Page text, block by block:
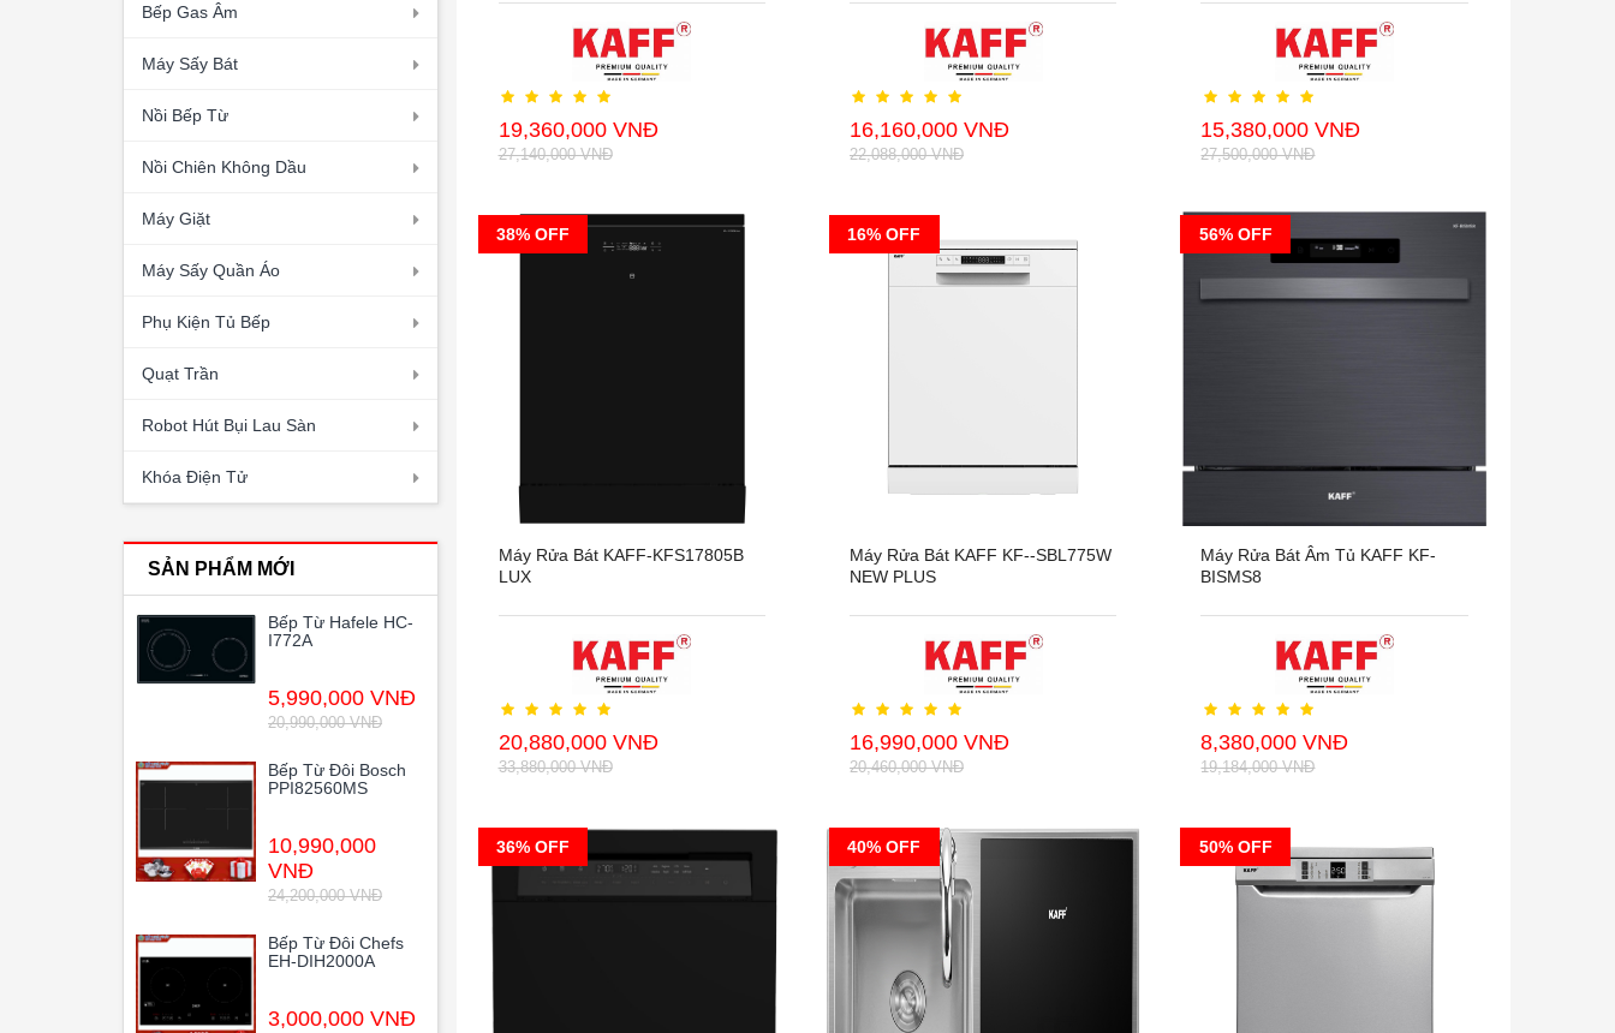
Bếp Gas Âm
Máy Sấy Bát
Nồi Bếp Từ
Nồi Chiên Không Dầu
Máy Giặt
Máy Sấy Quần Áo
Phụ Kiện Tủ Bếp
Quạt Trần
Robot Hút Bụi Lau Sàn
Khóa Điện Tử
SẢN PHẨM MỚI
Bếp Từ Hafele HC-
I772A
5,990,000 VNĐ
20,990,000 VNĐ
Bếp Từ Đôi Bosch
PPI82560MS
10,990,000
VNĐ
24,200,000 VNĐ
Bếp Từ Đôi Chefs
EH-DIH2000A
3,000,000 VNĐ
19,360,000 VNĐ
27,140,000 VNĐ
16,160,000 VNĐ
22,088,000 VNĐ
15,380,000 VNĐ
27,500,000 VNĐ
38% OFF
Máy Rửa Bát KAFF-KFS17805B
LUX
20,880,000 VNĐ
33,880,000 VNĐ
16% OFF
Máy Rửa Bát KAFF KF--SBL775W
NEW PLUS
16,990,000 VNĐ
20,460,000 VNĐ
56% OFF
Máy Rửa Bát Âm Tủ KAFF KF-
BISMS8
8,380,000 VNĐ
19,184,000 VNĐ
36% OFF 40% OFF 50% OFF